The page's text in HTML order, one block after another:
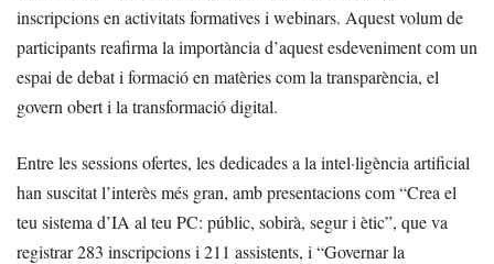
inscripcions en activitats formatives i webinars. Aquest volum de
participants reafirma la importància d’aquest esdeveniment com un
espai de debat i formació en matèries com la transparència, el
govern obert i la transformació digital.
Entre les sessions ofertes, les dedicades a la intel·ligència artificial
han suscitat l’interès més gran, amb presentacions com “Crea el
teu sistema d’IA al teu PC: públic, sobirà, segur i ètic”, que va
registrar 283 inscripcions i 211 assistents, i “Governar la